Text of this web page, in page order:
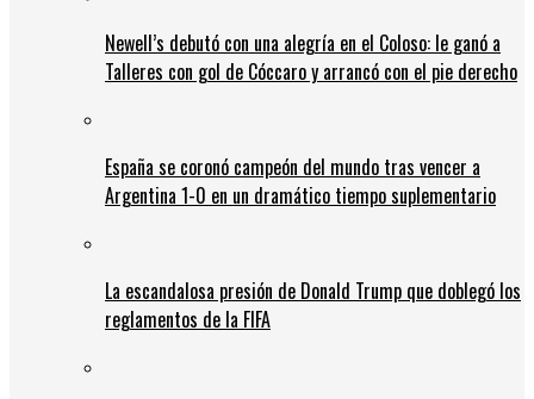
Newell’s debutó con una alegría en el Coloso: le ganó a
Talleres con gol de Cóccaro y arrancó con el pie derecho
España se coronó campeón del mundo tras vencer a
Argentina 1-0 en un dramático tiempo suplementario
La escandalosa presión de Donald Trump que doblegó los
reglamentos de la FIFA